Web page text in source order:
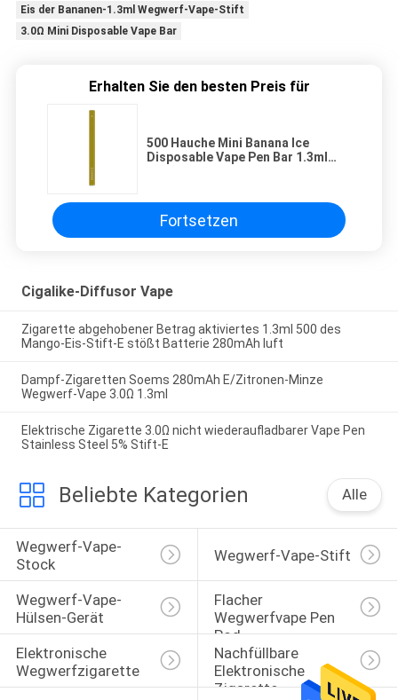
Eis der Bananen-1.3ml Wegwerf-Vape-Stift
3.0Ω Mini Disposable Vape Bar
Erhalten Sie den besten Preis für
500 Hauche Mini Banana Ice
Disposable Vape Pen Bar 1.3ml
Fortsetzen
Cigalike-Diffusor Vape
Zigarette abgehobener Betrag aktiviertes 1.3ml 500 des
Mango-Eis-Stift-E stößt Batterie 280mAh luft
Dampf-Zigaretten Soems 280mAh E/Zitronen-Minze
Wegwerf-Vape 3.0Ω 1.3ml
Elektrische Zigarette 3.0Ω nicht wiederaufladbarer Vape Pen
Stainless Steel 5% Stift-E
Beliebte Kategorien Alle
Wegwerf-Vape-
Stock
Wegwerf-Vape-Stift
Wegwerf-Vape-
Hülsen-Gerät
Flacher
Wegwerfvape Pen
Pod
Elektronische
Wegwerfzigarette
Nachfüllbare
Elektronische
Zigarette